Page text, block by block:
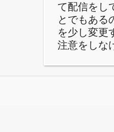
て配信をし
とでもある
を少し変更
注意をしな